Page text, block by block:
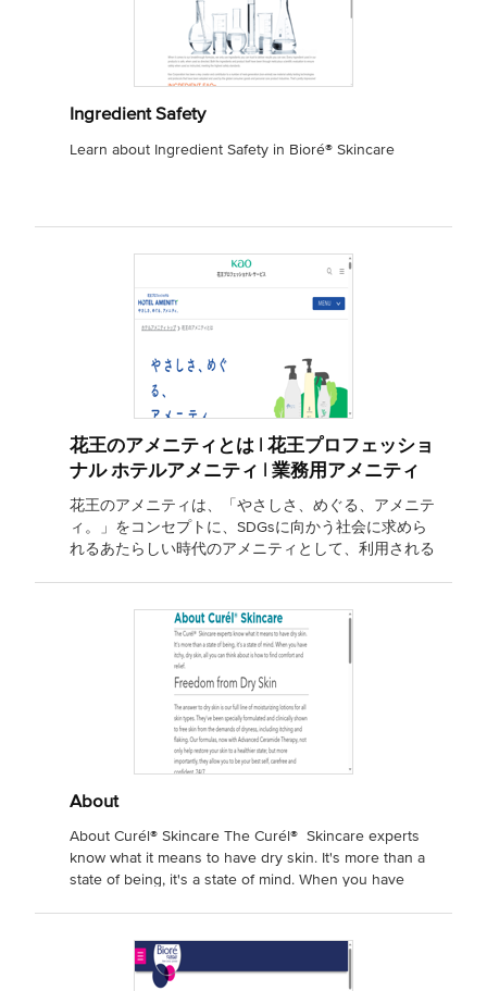
Ingredient Safety
Learn about Ingredient Safety in Bioré® Skincare
花王のアメニティとは | 花王プロフェッショ
ナル ホテルアメニティ | 業務用アメニティ
花王のアメニティは、「やさしさ、めぐる、アメニテ
ィ。」をコンセプトに、SDGsに向かう社会に求めら
れるあたらしい時代のアメニティとして、利用される
スピタリティ・サイクル）を目指します。
About
About Curél® Skincare The Curél® Skincare experts
know what it means to have dry skin. It's more than a
state of being, it's a state of mind. When you have